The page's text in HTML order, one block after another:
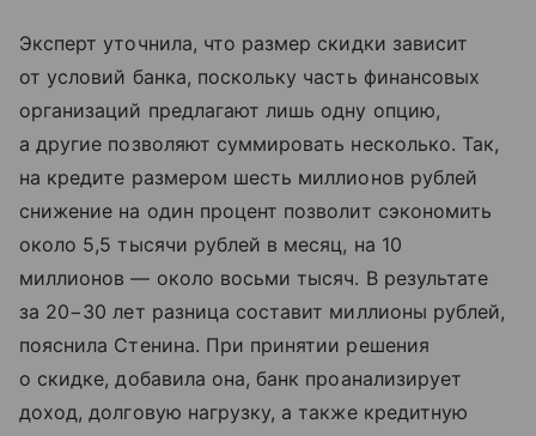
Эксперт уточнила, что размер скидки зависит
от условий банка, поскольку часть финансовых
организаций предлагают лишь одну опцию,
а другие позволяют суммировать несколько. Так,
на кредите размером шесть миллионов рублей
снижение на один процент позволит сэкономить
около 5,5 тысячи рублей в месяц, на 10
миллионов — около восьми тысяч. В результате
за 20−30 лет разница составит миллионы рублей,
пояснила Стенина. При принятии решения
о скидке, добавила она, банк проанализирует
доход, долговую нагрузку, а также кредитную